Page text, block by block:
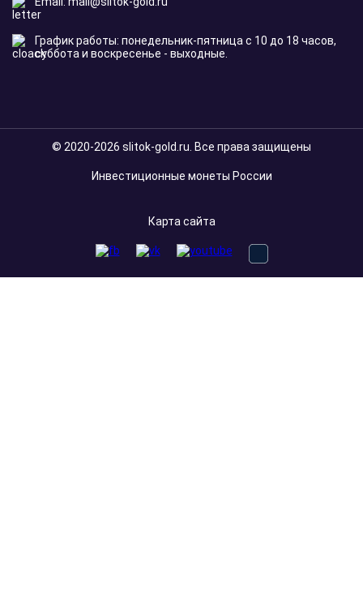
График работы: понедельник-пятница с 10 до 18 часов,
суббота и воскресенье - выходные.
© 2020-2026 slitok-gold.ru. Все права защищены
Инвестиционные монеты России
Карта сайта